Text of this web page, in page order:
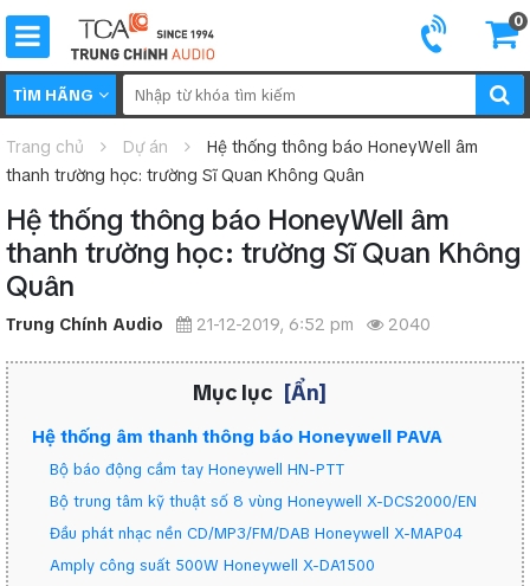
0
TÌM HÃNG
Trang chủ Dự án
Hệ thống thông báo HoneyWell âm
thanh trường học: trường Sĩ Quan Không Quân
Hệ thống thông báo HoneyWell âm
thanh trường học: trường Sĩ Quan Không
Quân
Trung Chính Audio 21-12-2019, 6:52 pm 2040
Mục lục [Ẩn]
Hệ thống âm thanh thông báo Honeywell PAVA
Bộ báo động cầm tay Honeywell HN-PTT
Bộ trung tâm kỹ thuật số 8 vùng Honeywell X-DCS2000/EN
Đầu phát nhạc nền CD/MP3/FM/DAB Honeywell X-MAP04
Amply công suất 500W Honeywell X-DA1500